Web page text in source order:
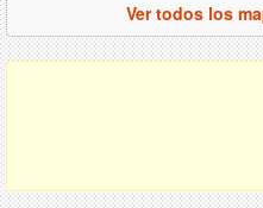
Ver todos los